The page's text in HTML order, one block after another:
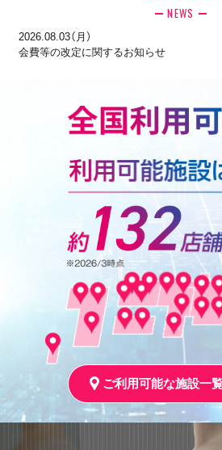
NEWS
2026.08.03（月）
会費等の改定に関するお知らせ
ご利用可能な施設一